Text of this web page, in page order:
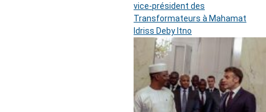
vice-président des
Transformateurs à Mahamat
Idriss Deby Itno